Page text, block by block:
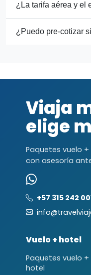
¿La tarifa aérea y el
¿Puedo pre-cotizar
Viaja
elige
Paquetes vuelo
con asesoría
+57 315 242
Vuelo + hotel
Paquetes vuelo +
hotel